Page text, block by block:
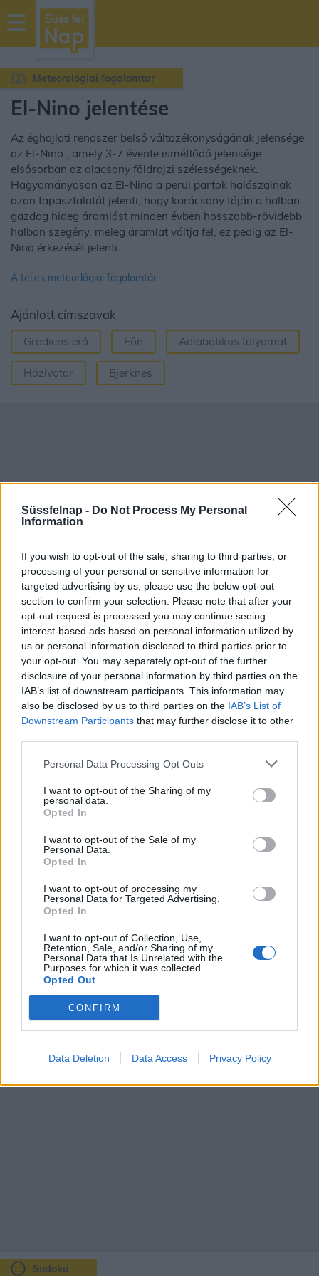
Süssfelnap - Do Not Process My Personal
Information
If you wish to opt-out of the sale, sharing to third parties, or
processing of your personal or sensitive information for
targeted advertising by us, please use the below opt-out
section to confirm your selection. Please note that after your
opt-out request is processed you may continue seeing
interest-based ads based on personal information utilized by
us or personal information disclosed to third parties prior to
your opt-out. You may separately opt-out of the further
disclosure of your personal information by third parties on the
IAB’s list of downstream participants. This information may
also be disclosed by us to third parties on the IAB’s List of
Downstream Participants that may further disclose it to other
Personal Data Processing Opt Outs
I want to opt-out of the Sharing of my
personal data.
Opted In
I want to opt-out of the Sale of my
Personal Data.
Opted In
I want to opt-out of processing my
Personal Data for Targeted Advertising.
Opted In
I want to opt-out of Collection, Use,
Retention, Sale, and/or Sharing of my
Personal Data that Is Unrelated with the
Purposes for which it was collected.
Opted Out
CONFIRM
Data Deletion Data Access Privacy Policy
sussfelnap.hu
időjárás
Meteorológiai fogalomtar
El-Nino jelentése
Az éghajlati rendszer belső változékonyságának jelensége
az El-Nino , amely 3-7 évente ismétlődő jelensége
elsősorban az alacsony földrajzi szélességeknek.
Hagyományosan az El-Nino a perui partok halászainak
azon tapasztalatát jelenti, hogy karácsony táján a halban
gazdag hideg áramlást minden évben hosszabb-rövidebb
halban szegény, meleg áramlat váltja fel, ez pedig az El-
Nino érkezését jelenti.
A teljes meteorlógiai fogalomtár
Ajánlott címszavak
Gradiens erő Főn Adiabatikus folyamat
Hózivatar Bjerknes
Aktuális időjárás Óránkénti előrejelzés
30/60/90 napos előrejelzés
Vészjelzések, figyelmeztetések Orvosmeteorológia
Felhőkép Hőtérkép Páratartalom
Széltérkép Radar Hójelentés
Budapest időjárás előrejelzése 30
Aug 09.
V
31
22
Aug 10.
H
37
Aug 11.
K
36
SZ
32
Aug 13.
CS
31
Sudoku